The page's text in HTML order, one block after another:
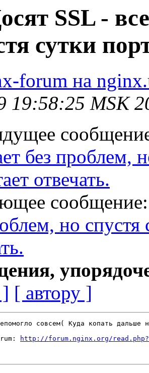
SSL -
сутки
forum на
19:58:25 MSK
без проблем,
отвечать.
но спустя
[ автору ]
совсем( Куда копать дальше
http://forum.nginx.org/